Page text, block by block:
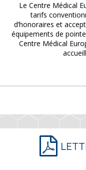
Le Centre Médical
tarifs
d’honoraires et
équipements de
Centre Médical